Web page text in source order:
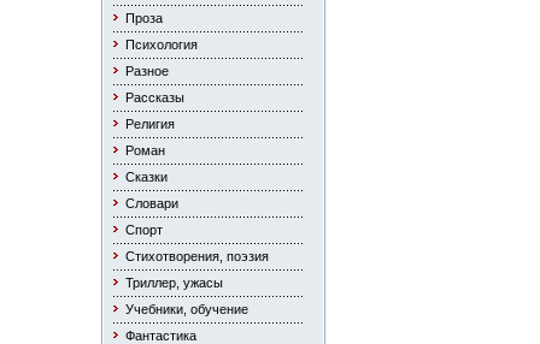
Проза
Психология
Разное
Рассказы
Религия
Роман
Сказки
Словари
Спорт
Стихотворения, поэзия
Триллер, ужасы
Учебники, обучение
Фантастика